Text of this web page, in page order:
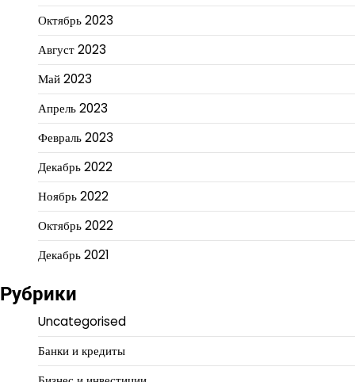
Октябрь 2023
Август 2023
Май 2023
Апрель 2023
Февраль 2023
Декабрь 2022
Ноябрь 2022
Октябрь 2022
Декабрь 2021
Рубрики
Uncategorised
Банки и кредиты